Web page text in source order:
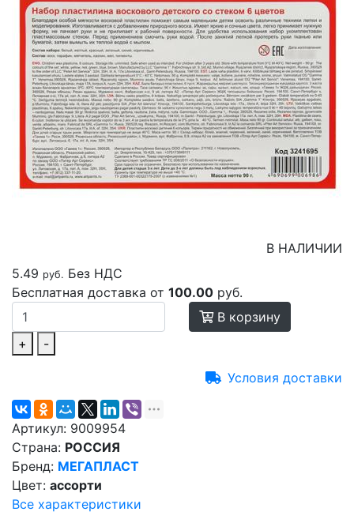
В НАЛИЧИИ
5.49 руб. Без НДС
Бесплатная доставка от 100.00 руб.
+ -
В корзину
Условия доставки
Артикул: 9009954
Страна: РОССИЯ
Бренд: МЕГАПЛАСТ
Цвет: ассорти
Все характеристики